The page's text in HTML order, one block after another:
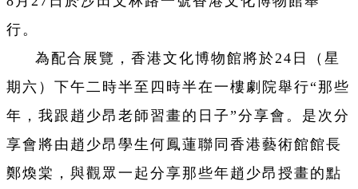
行。
為配合展覽，香港文化博物館將於24日（星
期六）下午二時半至四時半在一樓劇院舉行“那些
年，我跟趙少昂老師習畫的日子”分享會。是次分
享會將由趙少昂學生何鳳蓮聯同香港藝術館館長
鄭煥棠，與觀眾一起分享那些年趙少昂授畫的點